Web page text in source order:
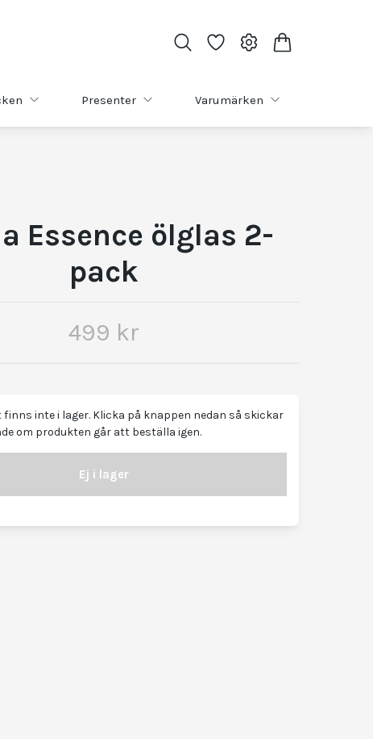
Presenter Varumärken
Essence ölglas 2-
pack
499 kr
inte i lager. Klicka på knappen nedan så skickar
om produkten går att beställa igen.
Ej i lager